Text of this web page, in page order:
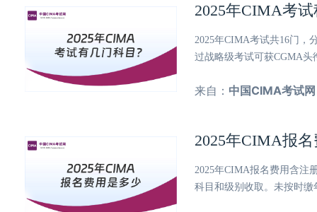
2025年CIMA考
2025年CIMA考试共16门，
过战略级考试可获CGMA
来自： 中国CIMA考试网
2025年CIMA报
2025年CIMA报名费用含注
科目和级别收取。未按时